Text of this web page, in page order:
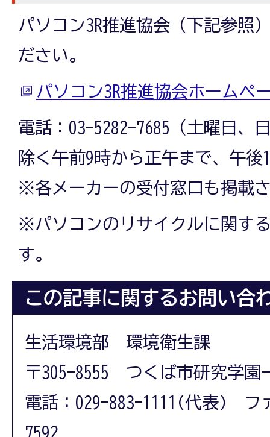
パソコン3R推進協会（下記参照
ださい。
パソコン3R推進協会ホームペ
電話：03-5282-7685（土曜日、
除く午前9時から正午まで、午後
※各メーカーの受付窓口も掲載
※パソコンのリサイクルに関す
す。
この記事に関するお問い合
生活環境部 環境衛生課
〒305-8555 つくば市研究学園
電話：029-883-1111(代表) フ
7592